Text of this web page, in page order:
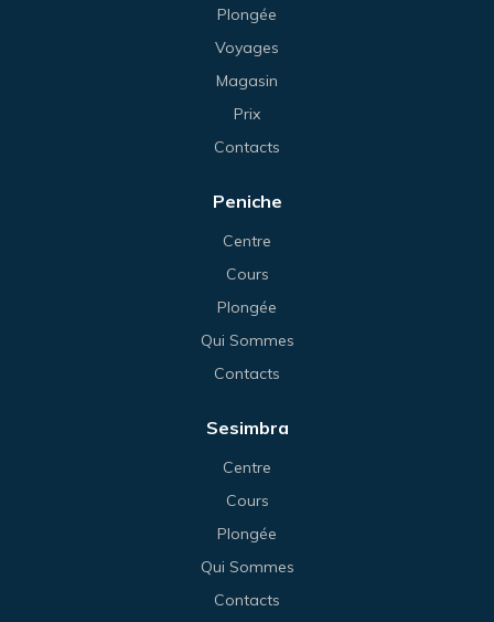
Plongée
Voyages
Magasin
Prix
Contacts
Peniche
Centre
Cours
Plongée
Qui Sommes
Contacts
Sesimbra
Centre
Cours
Plongée
Qui Sommes
Contacts